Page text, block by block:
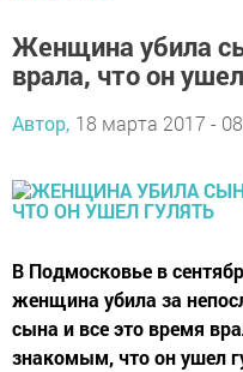
Женщина убила
врала, что он
Автор, 18 марта 2017 -
В Подмосковье в
женщина убила за
сына и все это время
знакомым, что он ушел